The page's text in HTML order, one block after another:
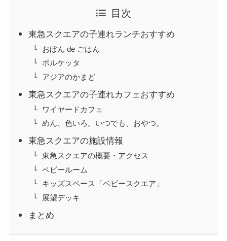
目次
東急スクエアの子連れランチおすすめ
おぼん de ごはん
ポルケッタ
アジアのかまど
東急スクエアの子連れカフェおすすめ
ワイヤードカフェ
めん、色いろ。いつでも、おやつ。
東急スクエアの施設情報
東急スクエアの概要・アクセス
ベビールーム
キッズスペース「ベビースクエア」
展望デッキ
まとめ